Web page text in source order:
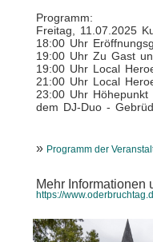
Programm:
Freitag, 11.07.2025
18:00 Uhr
19:00 Uhr Zu Gast
19:00 Uhr Local
21:00 Uhr Local
23:00 Uhr
dem DJ-Duo -
» Programm der
Mehr Informationen
https://